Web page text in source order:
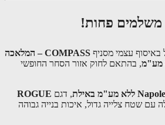
פחות!
עצמי מסניף
COMPASS – המלאכה
, בהתאם לחוק אזור הסחר החופשי
, דגם ROGUE
צלייה גדול, איכות בנייה גבוהה